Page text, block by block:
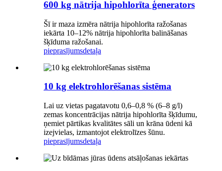
600 kg nātrija hipohlorīta ģenerators
Šī ir maza izmēra nātrija hipohlorīta ražošanas
iekārta 10–12% nātrija hipohlorīta balināšanas
šķīduma ražošanai.
pieprasījumsdetaļa
10 kg elektrohlorēšanas sistēma
Lai uz vietas pagatavotu 0,6–0,8 % (6–8 g/l)
zemas koncentrācijas nātrija hipohlorīta šķīdumu,
ņemiet pārtikas kvalitātes sāli un krāna ūdeni kā
izejvielas, izmantojot elektrolīzes šūnu.
pieprasījumsdetaļa